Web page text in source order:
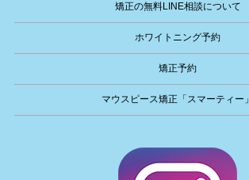
矯正の無料LINE相談について
ホワイトニング予約
矯正予約
マウスピース矯正「スマーティー」